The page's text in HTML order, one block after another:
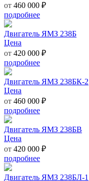
от 460 000 ₽
подробнее
Двигатель ЯМЗ 238Б
Цена
от 420 000 ₽
подробнее
Двигатель ЯМЗ 238БК-2
Цена
от 460 000 ₽
подробнее
Двигатель ЯМЗ 238БВ
Цена
от 420 000 ₽
подробнее
Двигатель ЯМЗ 238БЛ-1